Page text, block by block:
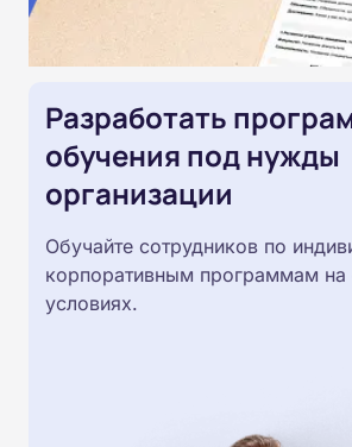
Разработать
обучения под нужды
организации
Обучайте сотрудников по
корпоративным программам на
условиях.